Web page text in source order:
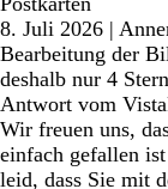
8. Juli 2026 |
Bearbeitung der
deshalb nur 4
Antwort vom
Wir freuen uns,
einfach gefallen
leid, dass Sie mit